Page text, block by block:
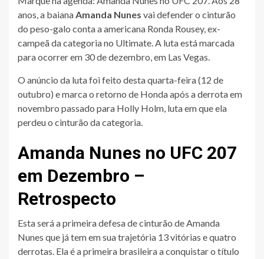
anos, a baianaAmanda Nunes vai defender o cinturão
do peso-galo conta a americana Ronda Rousey, ex-
campeã da categoria no Ultimate. A luta está marcada
para ocorrer em 30 de dezembro, em Las Vegas.
O anúncio da luta foi feito desta quarta-feira (12 de
outubro) e marca o retorno de Honda após a derrota em
novembro passado para Holly Holm, luta em que ela
perdeu o cinturão da categoria.
Amanda Nunes no UFC 207
em Dezembro –
Retrospecto
Esta será a primeira defesa de cinturão de Amanda
Nunes que já tem em sua trajetória 13 vitórias e quatro
derrotas. Ela é a primeira brasileira a conquistar o título